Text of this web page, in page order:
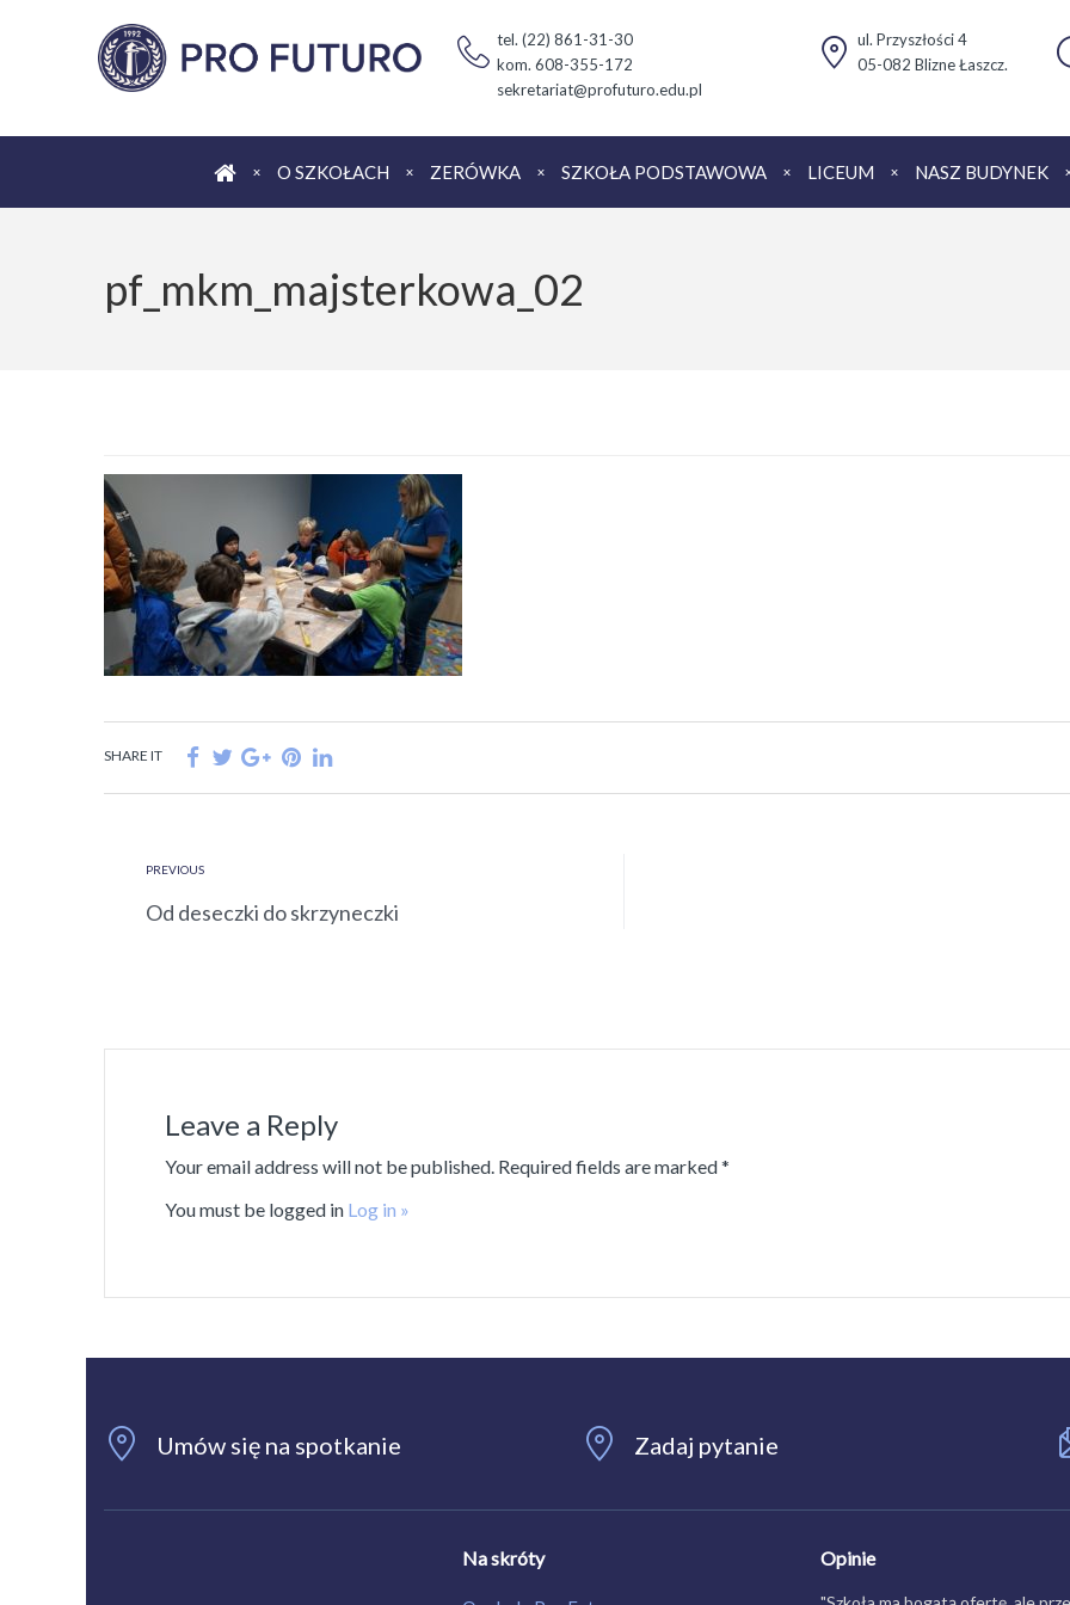
tel. (22) 861-31-30
kom. 608-355-172
sekretariat@profuturo.edu.pl
ul. Przyszłości 4
05-082 Blizne Łaszcz.
Strona głównaO SZKOŁACH ZERÓWKA SZKOŁA PODSTAWOWA LICEUM NASZ BUDYNEK
pf_mkm_majsterkowa_02
SHARE IT
PREVIOUS
Od deseczki do skrzyneczki
Leave a Reply
Your email address will not be published. Required fields are marked *
You must be logged in Log in »
Umów się na spotkanie Zadaj pytanie
Na skróty Opinie